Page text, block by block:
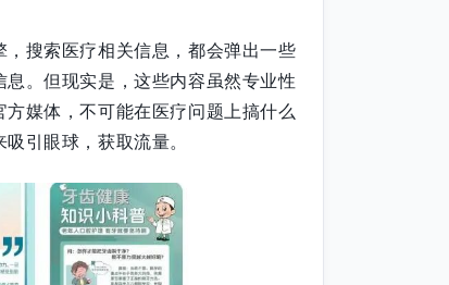
搜索医疗相关信息，都会弹出一些
。但现实是，这些内容虽然专业性
媒体，不可能在医疗问题上搞什么
引眼球，获取流量。